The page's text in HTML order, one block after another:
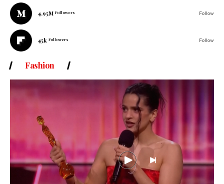
4.95M Followers Follow
45k Followers Follow
Fashion